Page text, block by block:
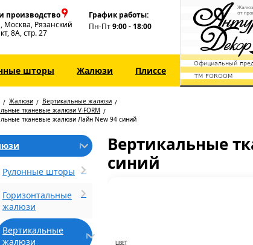
производство
Москва, Рязанский
8А, стр. 27
График работы:
Пн-Пт9:00 - 18:00
шторы Жалюзи Плиссе
Жалюзи
Вертикальные жалюзи
тканевые жалюзи V-FORM
тканевые жалюзи Лайн New 94 синий
Рулонные шторы
Горизонтальные
жалюзи
Вертикальные
жалюзи
Вертикальные
синий
ЦВЕТ